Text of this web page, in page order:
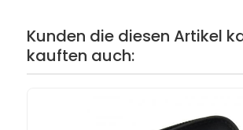
Kunden die diesen Artikel
kauften auch: